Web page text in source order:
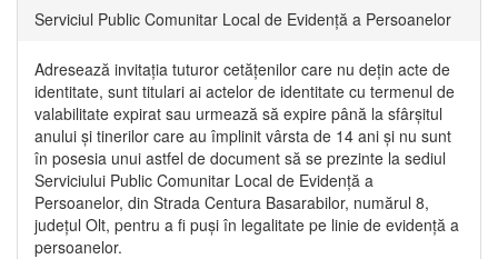
Serviciul Public Comunitar Local de Evidență a Persoanelor
Adresează invitația tuturor cetățenilor care nu dețin acte de
identitate, sunt titulari ai actelor de identitate cu termenul de
valabilitate expirat sau urmează să expire până la sfârșitul
anului și tinerilor care au împlinit vârsta de 14 ani și nu sunt
în posesia unui astfel de document să se prezinte la sediul
Serviciului Public Comunitar Local de Evidență a
Persoanelor, din Strada Centura Basarabilor, numărul 8,
județul Olt, pentru a fi puși în legalitate pe linie de evidență a
persoanelor.